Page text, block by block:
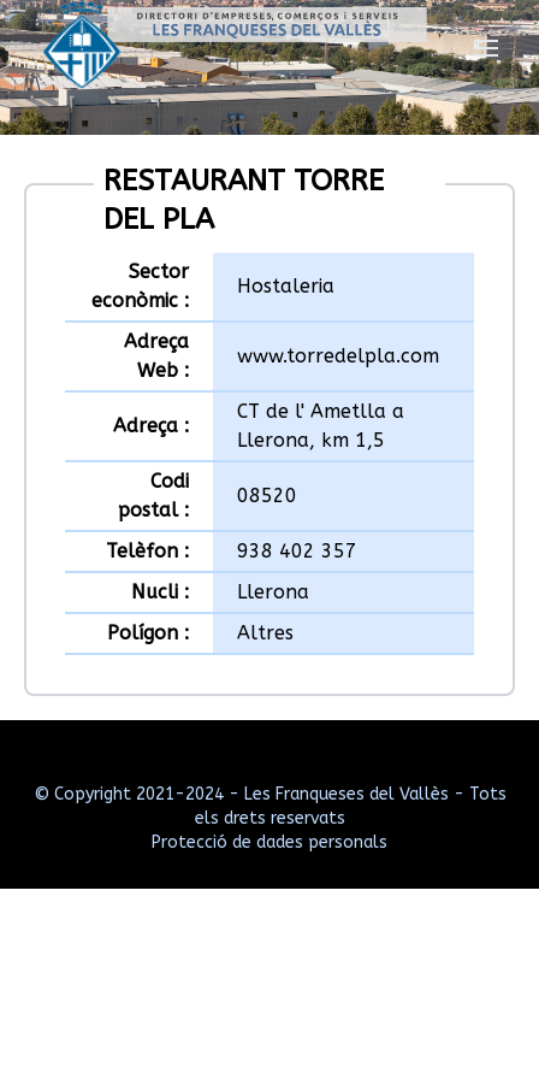
RESTAURANT TORRE
DEL PLA
Sector
econòmic :
Hostaleria
Adreça
Web :
www.torredelpla.com
Adreça :
CT de l' Ametlla a
Llerona, km 1,5
Codi
postal :
08520
Telèfon :
938 402 357
Nucli :
Llerona
Polígon :
Altres
© Copyright 2021-2024 - Les Franqueses del Vallès - Tots
els drets reservats
Protecció de dades personals